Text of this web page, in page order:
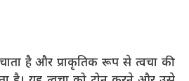
है और प्राकृतिक रूप से त्वचा की